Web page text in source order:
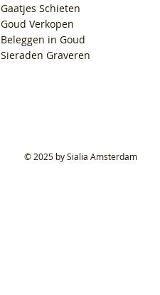
Gaatjes Schieten
Goud Verkopen
Beleggen in Goud
Sieraden Graveren
© 2025 by Sialia Amsterdam